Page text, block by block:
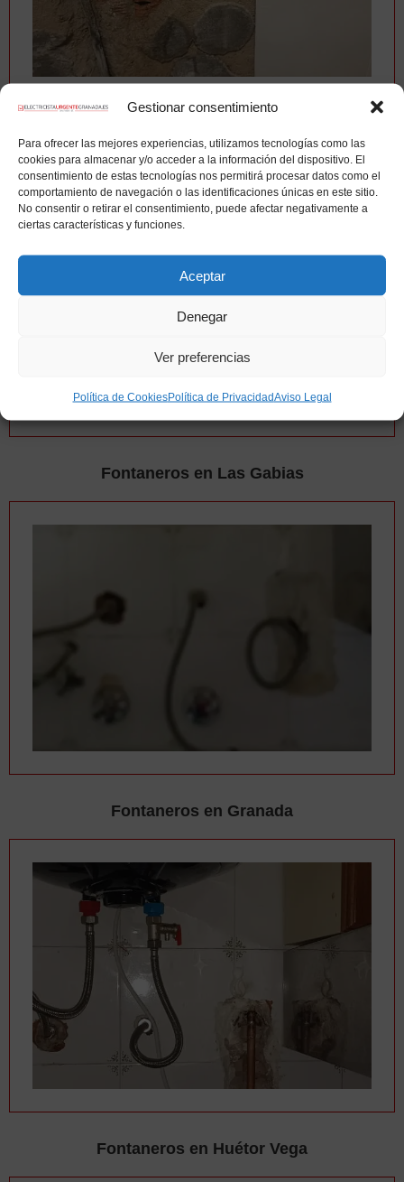
Gestionar consentimiento
Para ofrecer las mejores experiencias, utilizamos tecnologías como las
cookies para almacenar y/o acceder a la información del dispositivo. El
consentimiento de estas tecnologías nos permitirá procesar datos como el
comportamiento de navegación o las identificaciones únicas en este sitio.
No consentir o retirar el consentimiento, puede afectar negativamente a
ciertas características y funciones.
Aceptar
Denegar
Ver preferencias
Política de CookiesPolítica de PrivacidadAviso Legal
Fontaneros en Churriana de la Vega
Fontaneros en Las Gabias
Fontaneros en Granada
Fontaneros en Huétor Vega